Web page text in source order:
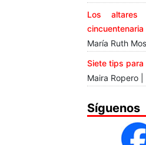
Los altares
cincuentenaria
María Ruth
Siete tips para
Maira Ropero
Síguenos